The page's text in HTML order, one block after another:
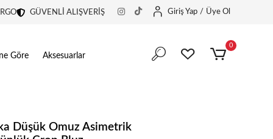
GÜVENLİ ALIŞVERİŞ Giriş Yap / Üye Ol
Göre Aksesuarlar
0
Düşük Omuz Asimetrik